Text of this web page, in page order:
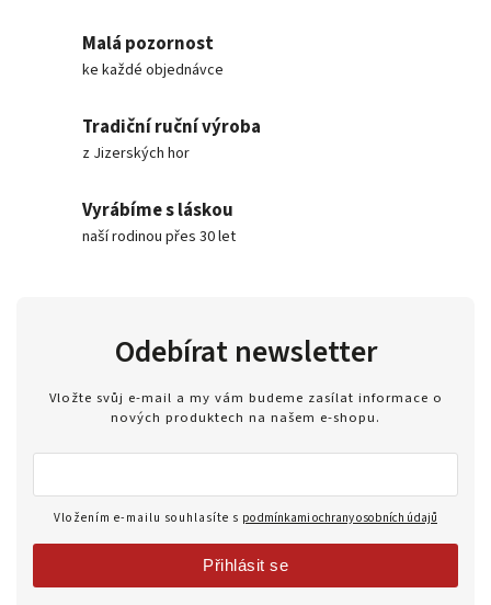
Malá pozornost
ke každé objednávce
Tradiční ruční výroba
z Jizerských hor
Vyrábíme s láskou
naší rodinou přes 30 let
Odebírat newsletter
Vložte svůj e-mail a my vám budeme zasílat informace o
nových produktech na našem e-shopu.
Vložením e-mailu souhlasíte s podmínkami ochrany osobních údajů
Přihlásit se